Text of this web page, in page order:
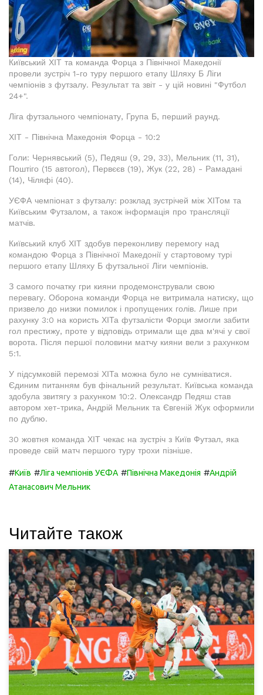
Київський ХІТ та команда Форца з Північної Македонії
провели зустріч 1-го туру першого етапу Шляху Б Ліги
чемпіонів з футзалу. Результат та звіт - у цій новині "Футбол
24+".
Ліга футзального чемпіонату, Група Б, перший раунд.
ХІТ - Північна Македонія Форца - 10:2
Голи: Чернявський (5), Педяш (9, 29, 33), Мельник (11, 31),
Поштіго (15 автогол), Первєєв (19), Жук (22, 28) - Рамадані
(14), Чіляфі (40).
УЄФА чемпіонат з футзалу: розклад зустрічей між ХІТом та
Київським Футзалом, а також інформація про трансляції
матчів.
Київський клуб ХІТ здобув переконливу перемогу над
командою Форца з Північної Македонії у стартовому турі
першого етапу Шляху Б футзальної Ліги чемпіонів.
З самого початку гри кияни продемонстрували свою
перевагу. Оборона команди Форца не витримала натиску, що
призвело до низки помилок і пропущених голів. Лише при
рахунку 3:0 на користь ХІТа футзалісти Форци змогли забити
гол престижу, проте у відповідь отримали ще два м'ячі у свої
ворота. Після першої половини матчу кияни вели з рахунком
5:1.
У підсумковій перемозі ХІТа можна було не сумніватися.
Єдиним питанням був фінальний результат. Київська команда
здобула звитягу з рахунком 10:2. Олександр Педяш став
автором хет-трика, Андрій Мельник та Євгеній Жук оформили
по дублю.
30 жовтня команда ХІТ чекає на зустріч з Київ Футзал, яка
проведе свій матч першого туру трохи пізніше.
#Київ #Ліга чемпіонів УЄФА #Північна Македонія #Андрій
Атанасович Мельник
Читайте також